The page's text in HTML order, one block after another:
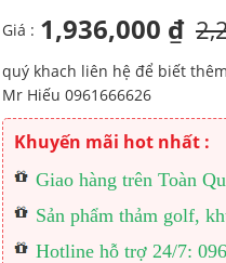
Giá : 1,936,000 ₫
quý khach liên hệ để biết
Mr Hiếu 0961666626
Khuyến mãi hot nhất :
Giao hàng trên Toàn
Sản phẩm thảm golf,
Hotline hỗ trợ 24/7: